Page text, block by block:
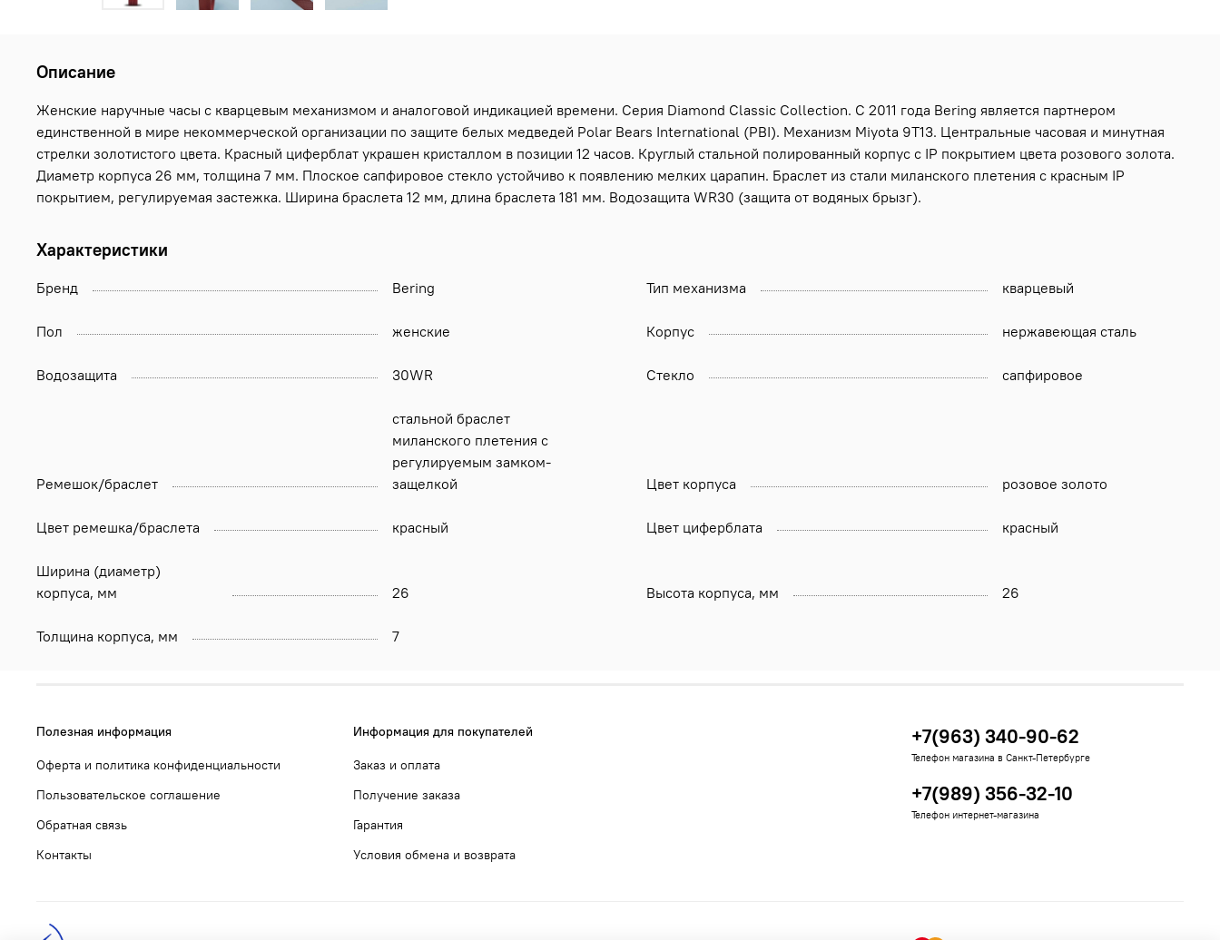
Описание
Женские наручные часы с кварцевым механизмом и аналоговой индикацией времени. Серия Diamond Classic Collection. С 2011 года Bering является партнером
единственной в мире некоммерческой организации по защите белых медведей Polar Bears International (PBI). Механизм Miyota 9T13. Центральные часовая и минутная
стрелки золотистого цвета. Красный циферблат украшен кристаллом в позиции 12 часов. Круглый стальной полированный корпус с IP покрытием цвета розового золота.
Диаметр корпуса 26 мм, толщина 7 мм. Плоское сапфировое стекло устойчиво к появлению мелких царапин. Браслет из стали миланского плетения с красным IP
покрытием, регулируемая застежка. Ширина браслета 12 мм, длина браслета 181 мм. Водозащита WR30 (защита от водяных брызг).
Характеристики
Бренд Bering Тип механизма кварцевый
Пол женские Корпус нержавеющая сталь
Водозащита 30WR Стекло сапфировое
Ремешок/браслет
стальной браслет
миланского плетения с
регулируемым замком-
защелкой
Цвет корпуса розовое золото
Цвет ремешка/браслета красный Цвет циферблата красный
Ширина (диаметр)
корпуса, мм
26 Высота корпуса, мм 26
Толщина корпуса, мм 7
Полезная информация
Оферта и политика конфиденциальности
Пользовательское соглашение
Обратная связь
Контакты
Информация для покупателей
Заказ и оплата
Получение заказа
Гарантия
Условия обмена и возврата
+7(963) 340-90-62
Телефон магазина в Санкт-Петербурге
+7(989) 356-32-10
Телефон интернет-магазина